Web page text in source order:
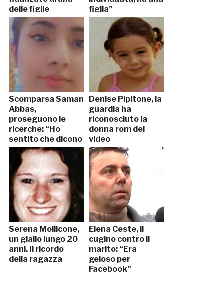
delle figlie
figlia”
Scomparsa Saman
Abbas,
proseguono le
ricerche: “Ho
sentito che dicono
uccidiamola”
Denise Pipitone, la
guardia ha
riconosciuto la
donna rom del
video
Serena Mollicone,
un giallo lungo 20
anni. Il ricordo
della ragazza
Elena Ceste, il
cugino contro il
marito: “Era
geloso per
Facebook”